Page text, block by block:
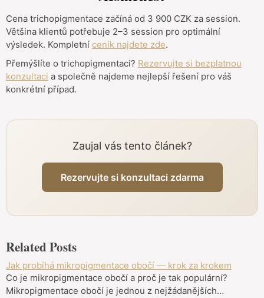
Cena trichopigmentace začíná od 3 900 CZK za session.
Většina klientů potřebuje 2–3 session pro optimální
výsledek. Kompletní ceník najdete zde.
Přemýšlíte o trichopigmentaci? Rezervujte si bezplatnou
konzultaci a společně najdeme nejlepší řešení pro váš
konkrétní případ.
Zaujal vás tento článek?
Rezervujte si konzultaci zdarma
Related Posts
Jak probíhá mikropigmentace obočí — krok za krokem
Co je mikropigmentace obočí a proč je tak populární?
Mikropigmentace obočí je jednou z nejžádanějších…